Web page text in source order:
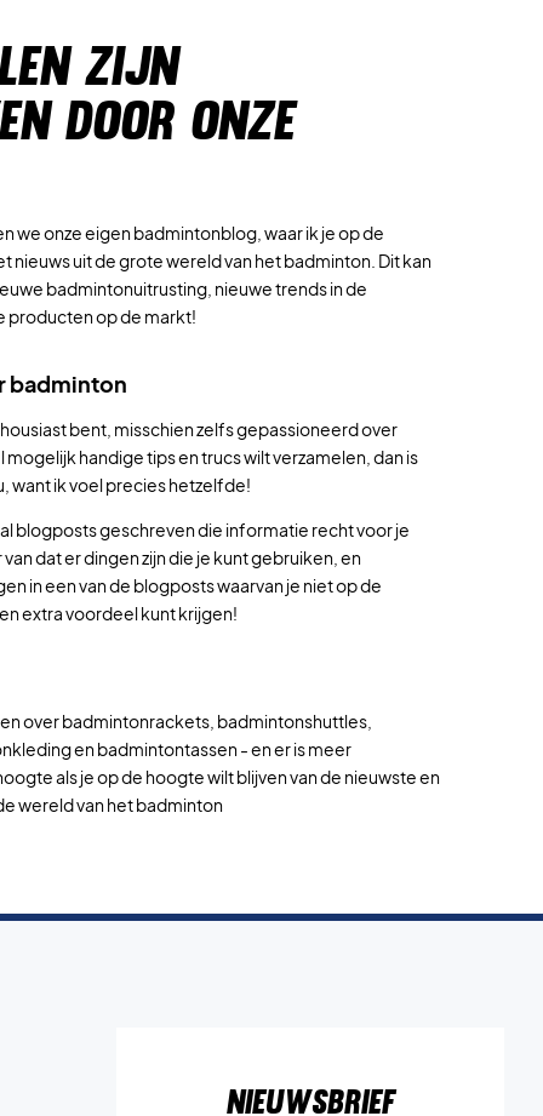
ZIJN
DOOR ONZE
we onze eigen badmintonblog, waar ik je op de
nieuws uit de grote wereld van het badminton. Dit kan
badmintonuitrusting, nieuwe trends in de
producten op de markt!
badminton
bent, misschien zelfs gepassioneerd over
handige tips en trucs wilt verzamelen, dan is
want ik voel precies hetzelfde!
blogposts geschreven die informatie recht voor je
dat er dingen zijn die je kunt gebruiken, en
in een van de blogposts waarvan je niet op de
extra voordeel kunt krijgen!
over badmintonrackets, badmintonshuttles,
en badmintontassen - en er is meer
als je op de hoogte wilt blijven van de nieuwste en
wereld van het badminton
Nieuwsbrief